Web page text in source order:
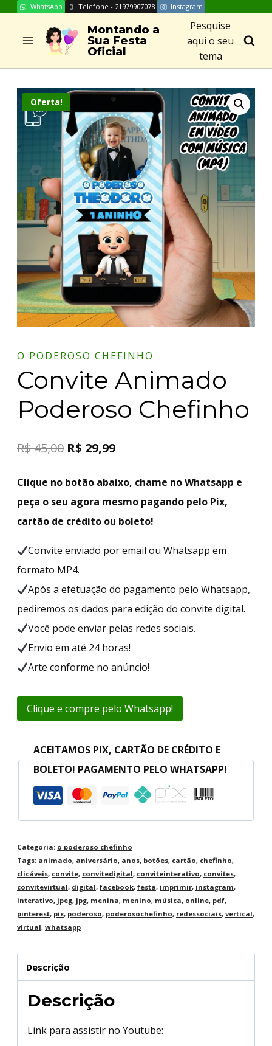
Skip
content
WhatsApp Telefone - 21979907078 Instagram
Montando a
Sua Festa
Oficial
Pesquise
aqui o seu
tema
Oferta!
O PODEROSO CHEFINHO
Convite Animado
Poderoso Chefinho
R$45,00 R$ 29,99
Clique no botão abaixo, chame no Whatsapp e
peça o seu agora mesmo pagando pelo Pix,
cartão de crédito ou boleto!
Convite enviado por email ou Whatsapp em
formato MP4.
Após a efetuação do pagamento pelo Whatsapp,
pediremos os dados para edição do convite digital.
Você pode enviar pelas redes sociais.
Envio em até 24 horas!
Arte conforme no anúncio!
Clique e compre pelo Whatsapp!
ACEITAMOS PIX, CARTÃO DE CRÉDITO E
BOLETO! PAGAMENTO PELO WHATSAPP!
Categoria: o poderoso chefinho
Tags: animado, aniversário, anos, botões, cartão, chefinho,
clicáveis, convite, convitedigital, conviteinterativo, convites,
convitevirtual, digital, facebook, festa, imprimir, instagram,
interativo, jpeg, jpg, menina, menino, música, online, pdf,
pinterest, pix, poderoso, poderosochefinho, redessociais, vertical,
virtual, whatsapp
Descrição
Descrição
Link para assistir no Youtube: